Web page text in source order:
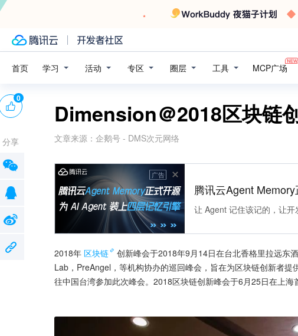
首页 学习 活动 专区 圈层 工具 MCP广场
Dimension＠2018区块链
文章来源： 企鹅号 - DMS次元网络
广告
腾讯云Agent
让 Agent 记住该记的，让
2018年 区块链
创新峰会于2018年9月14日在台北香格里拉远东
Lab，PreAngel，等机构协办的巡回峰会，旨在为区块链创新者
往中国台湾参加此次峰会。2018区块链创新峰会于6月25日在上海
0
分享